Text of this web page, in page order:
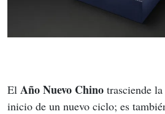
El Año Nuevo Chino trasciende
inicio de un nuevo ciclo; es